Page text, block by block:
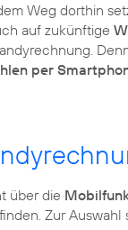
Weg dorthin
auf zukünftige
per
über die
Zur Auswahl